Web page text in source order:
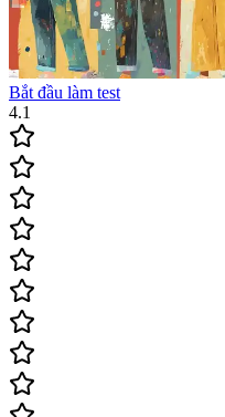
Bắt đầu làm test
4.1